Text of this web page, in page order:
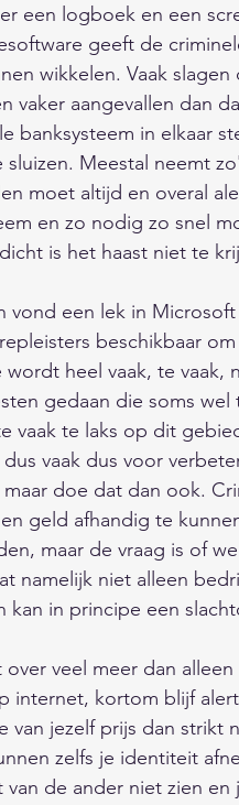
een logboek en een
geeft de
wikkelen. Vaak
vaker aangevallen dan
banksysteem in elkaar
Meestal neemt
moet altijd en overal
en zo nodig zo snel
is het haast niet te
vond een lek in
beschikbaar
heel vaak, te vaak,
gedaan die soms wel
vaak te laks op dit
vaak dus voor
doe dat dan ook.
geld afhandig te
maar de vraag is of
namelijk niet alleen
kan in principe een
veel meer dan alleen
internet, kortom blijf
jezelf prijs dan strikt
zelfs je identiteit
de ander niet zien